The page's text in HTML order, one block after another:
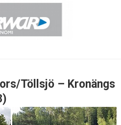
Töllsjö – Kronängs